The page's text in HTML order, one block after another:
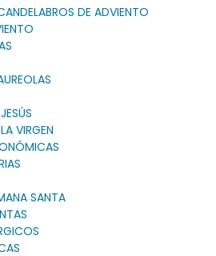
DE ADVIENTO
VIRGEN
SANTA